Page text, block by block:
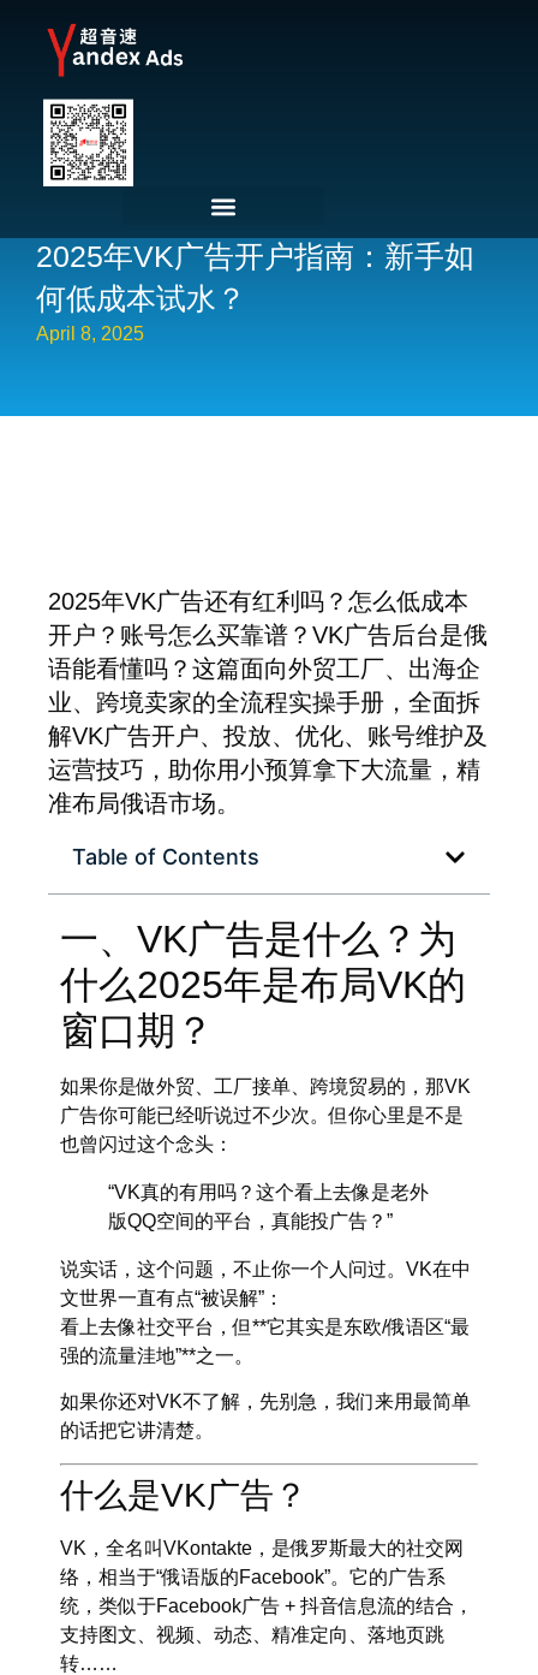
2025年VK广告开户指南：新手如
何低成本试水？
April 8, 2025
2025年VK广告还有红利吗？怎么低成本
开户？账号怎么买靠谱？VK广告后台是俄
语能看懂吗？这篇面向外贸工厂、出海企
业、跨境卖家的全流程实操手册，全面拆
解VK广告开户、投放、优化、账号维护及
运营技巧，助你用小预算拿下大流量，精
准布局俄语市场。
Table of Contents
一、VK广告是什么？为
什么2025年是布局VK的
窗口期？
如果你是做外贸、工厂接单、跨境贸易的，那VK
广告你可能已经听说过不少次。但你心里是不是
也曾闪过这个念头：
“VK真的有用吗？这个看上去像是老外
版QQ空间的平台，真能投广告？”
说实话，这个问题，不止你一个人问过。VK在中
文世界一直有点“被误解”：
看上去像社交平台，但**它其实是东欧/俄语区“最
强的流量洼地”**之一。
如果你还对VK不了解，先别急，我们来用最简单
的话把它讲清楚。
什么是VK广告？
VK，全名叫VKontakte ，是俄罗斯最大的社交网
络，相当于“俄语版的Facebook”。它的广告系
统，类似于Facebook广告 + 抖音信息流的结合，
支持图文、视频、动态、精准定向、落地页跳
转……